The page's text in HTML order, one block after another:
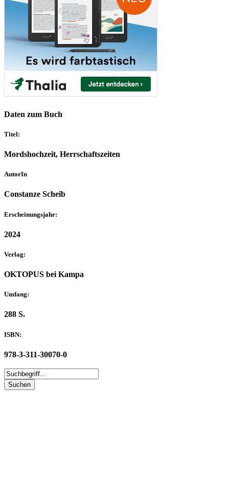
Daten zum Buch
Titel:
Mordshochzeit, Herrschaftszeiten
AutorIn
Constanze Scheib
Erscheinungsjahr:
2024
Verlag:
OKTOPUS bei Kampa
Umfang:
288 S.
ISBN:
978-3-311-30070-0